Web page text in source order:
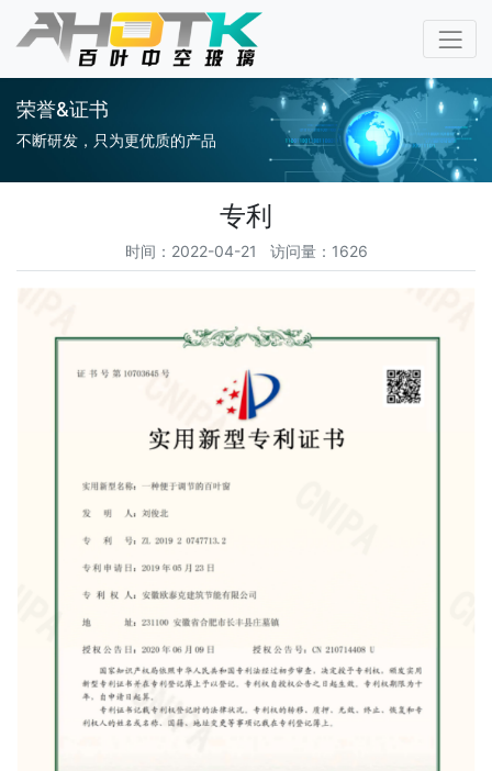
荣誉&证书
不断研发，只为更优质的产品
专利
时间：2022-04-21 访问量：1626